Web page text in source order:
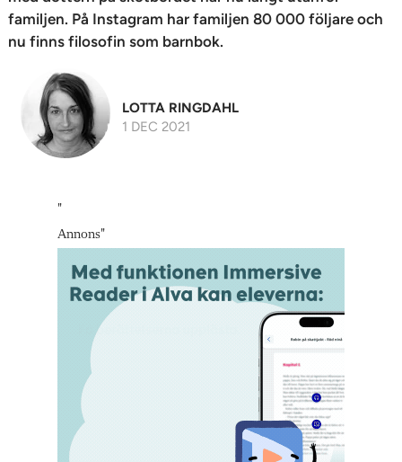
familjen. På Instagram har familjen 80 000 följare och
nu finns filosofin som barnbok.
LOTTA RINGDAHL
1 DEC 2021
"
Annons"